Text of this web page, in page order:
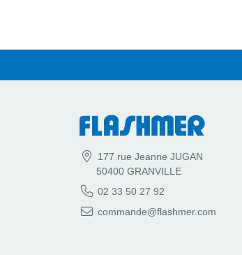
177 rue Jeanne JUGAN
50400 GRANVILLE
02 33 50 27 92
commande@flashmer.com